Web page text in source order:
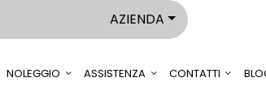
AZIENDA
NOLEGGIO ASSISTENZA CONTATTI